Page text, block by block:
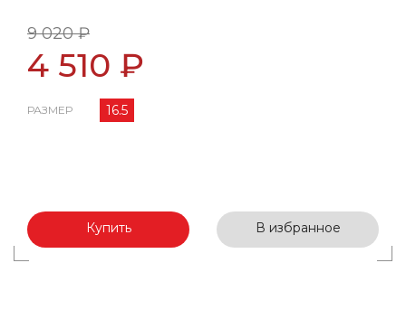
9 020 ₽
4 510 ₽
РАЗМЕР 16.5
Купить В избранное